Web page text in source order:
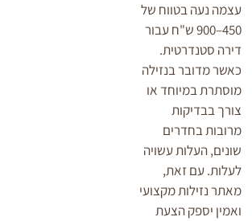
עצמה נעה בטווח של
450–900 ש"ח עבור
דירה סטנדרטית.
כאשר מדובר בנזילה
מוסתרת במיוחד או
צורך בבדיקות
מרובות בחדרים
שונים, העלות עשויה
לעלות. עם זאת,
מאתר נזילות מקצועי
ואמין יספק הצעת